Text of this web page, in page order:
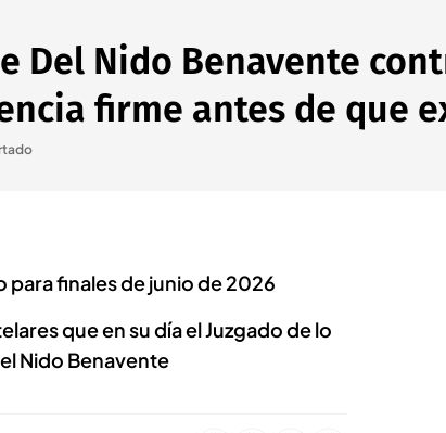
Del Nido Benavente
firme antes de que
finales de junio de 2026
que en su día el Juzgado de lo
Nido Benavente